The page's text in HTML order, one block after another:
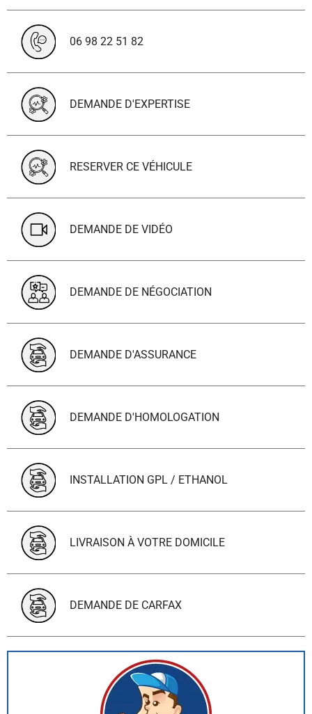
06 98 22 51 82
DEMANDE D'EXPERTISE
RESERVER CE VÉHICULE
DEMANDE DE VIDÉO
DEMANDE DE NÉGOCIATION
DEMANDE D'ASSURANCE
DEMANDE D'HOMOLOGATION
INSTALLATION GPL / ETHANOL
LIVRAISON À VOTRE DOMICILE
DEMANDE DE CARFAX